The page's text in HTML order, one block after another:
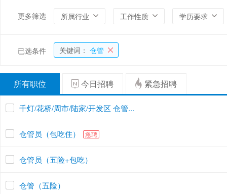
更多筛选 所属行业 工作性质 学历要求
已选条件 关键词： 仓管
所有职位 今日招聘 紧急招聘
千灯/花桥/周市/陆家/开发区 仓管...
仓管员（包吃住） 急聘
仓管员（五险+包吃）
仓管（五险）